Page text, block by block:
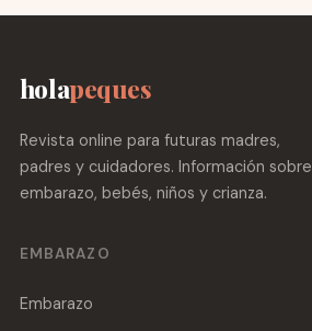
holapeques
Revista online para futuras madres,
padres y cuidadores. Información sobre
embarazo, bebés, niños y crianza.
EMBARAZO
Embarazo